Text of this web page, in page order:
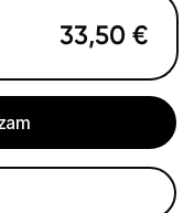
33,50 €